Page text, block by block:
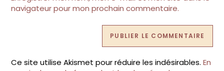
(facultatif)
navigateur pour mon prochain commentaire.
Ce site utilise Akismet pour réduire les indésirables.En